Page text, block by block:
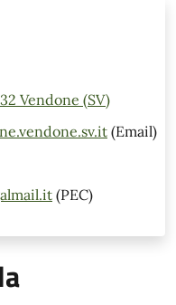
Vendone (SV)
(Email)
(PEC)